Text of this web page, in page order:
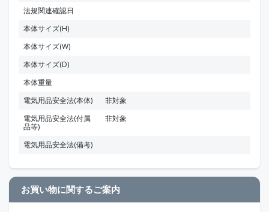
法規関連確認日
本体サイズ(H)
本体サイズ(W)
本体サイズ(D)
本体重量
電気用品安全法(本体)
非対象
電気用品安全法(付属
品等)
非対象
電気用品安全法(備考)
お買い物に関するご案内